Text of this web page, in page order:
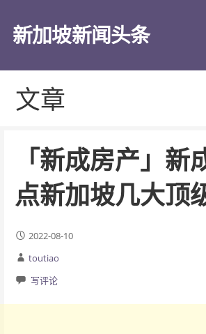
新加坡新闻头条
文章
「新成房产」新
点新加坡几大顶
2022-08-10
toutiao
写评论